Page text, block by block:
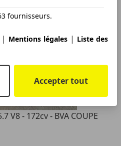
V8 - 172cv - BVA COUPE
fournisseurs.
| Mentions légales | Liste des
Accepter tout